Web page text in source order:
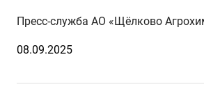
Пресс-служба АО «Щёлково
08.09.2025